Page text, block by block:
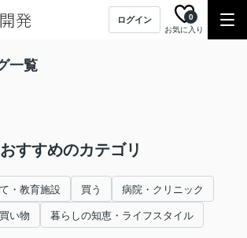
ログイン
お気に入り
0
一覧
おすすめのカテゴリ
・教育施設 買う 病院・クリニック
い物 暮らしの知恵・ライフスタイル